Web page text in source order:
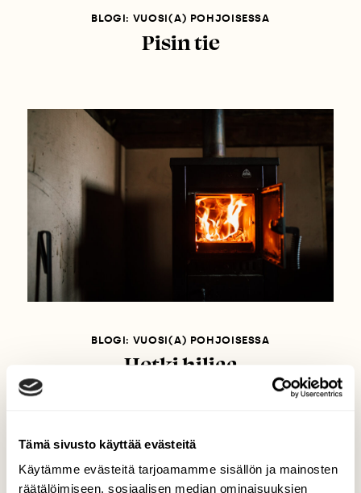
Tämä sivusto käyttää evästeitä
Käytämme evästeitä tarjoamamme sisällön ja mainosten
räätälöimiseen, sosiaalisen median ominaisuuksien
BLOGI: VUOSI(A) POHJOISESSA
Pisin tie
BLOGI: VUOSI(A) POHJOISESSA
Hetki hiljaa